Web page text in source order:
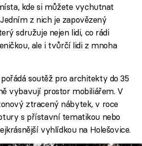
kde si můžete vychutnat
z nich je zapovězený
sdružuje nejen lidi, co rádi
ale i tvůrčí lidi z mnoha
soutěž pro architekty do 35
vybavují prostor mobiliářem. V
ztracený nábytek, v roce
s přístavní tematikou nebo
vyhlídkou na Holešovice.